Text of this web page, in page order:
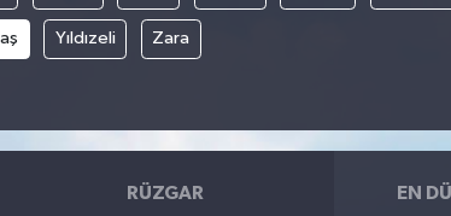
Yıldızeli Zara
RÜZGAR EN